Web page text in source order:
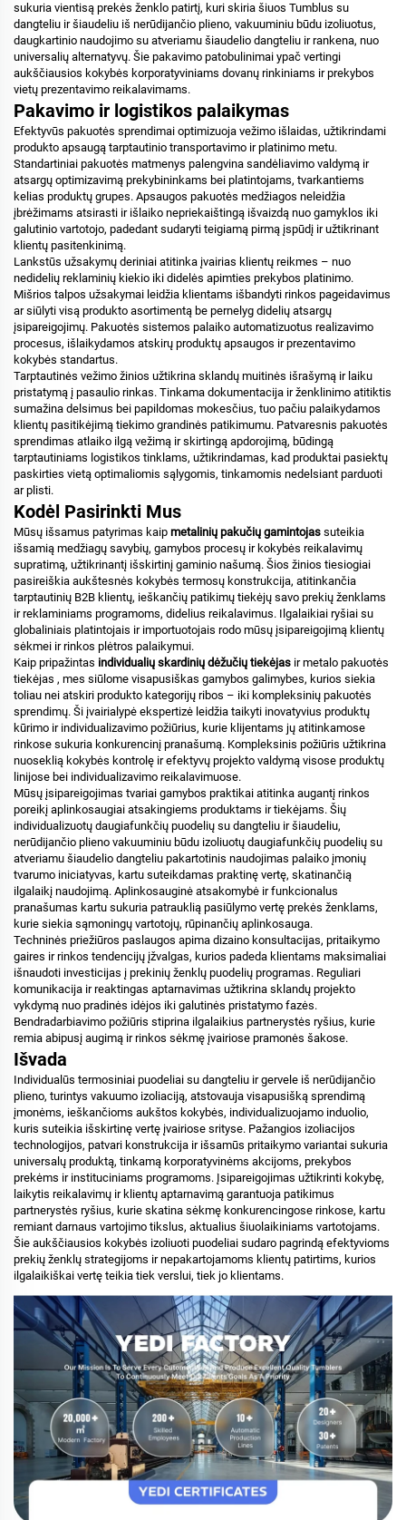
sukuria vientisą prekės ženklo patirtį, kuri skiria šiuos Tumblus su
dangteliu ir šiaudeliu iš nerūdijančio plieno, vakuuminiu būdu izoliuotus,
daugkartinio naudojimo su atveriamu šiaudelio dangteliu ir rankena, nuo
universalių alternatyvų. Šie pakavimo patobulinimai ypač vertingi
aukščiausios kokybės korporatyviniams dovanų rinkiniams ir prekybos
vietų prezentavimo reikalavimams.
Pakavimo ir logistikos palaikymas
Efektyvūs pakuotės sprendimai optimizuoja vežimo išlaidas, užtikrindami
produkto apsaugą tarptautinio transportavimo ir platinimo metu.
Standartiniai pakuotės matmenys palengvina sandėliavimo valdymą ir
atsargų optimizavimą prekybininkams bei platintojams, tvarkantiems
kelias produktų grupes. Apsaugos pakuotės medžiagos neleidžia
įbrėžimams atsirasti ir išlaiko nepriekaištingą išvaizdą nuo gamyklos iki
galutinio vartotojo, padedant sudaryti teigiamą pirmą įspūdį ir užtikrinant
klientų pasitenkinimą.
Lankstūs užsakymų deriniai atitinka įvairias klientų reikmes – nuo
nedidelių reklaminių kiekio iki didelės apimties prekybos platinimo.
Mišrios talpos užsakymai leidžia klientams išbandyti rinkos pageidavimus
ar siūlyti visą produkto asortimentą be pernelyg didelių atsargų
įsipareigojimų. Pakuotės sistemos palaiko automatizuotus realizavimo
procesus, išlaikydamos atskirų produktų apsaugos ir prezentavimo
kokybės standartus.
Tarptautinės vežimo žinios užtikrina sklandų muitinės išrašymą ir laiku
pristatymą į pasaulio rinkas. Tinkama dokumentacija ir ženklinimo atitiktis
sumažina delsimus bei papildomas mokesčius, tuo pačiu palaikydamos
klientų pasitikėjimą tiekimo grandinės patikimumu. Patvaresnis pakuotės
sprendimas atlaiko ilgą vežimą ir skirtingą apdorojimą, būdingą
tarptautiniams logistikos tinklams, užtikrindamas, kad produktai pasiektų
paskirties vietą optimaliomis sąlygomis, tinkamomis nedelsiant parduoti
ar plisti.
Kodėl Pasirinkti Mus
Mūsų išsamus patyrimas kaip metalinių pakučių gamintojas suteikia
išsamią medžiagų savybių, gamybos procesų ir kokybės reikalavimų
supratimą, užtikrinantį išskirtinį gaminio našumą. Šios žinios tiesiogiai
pasireiškia aukštesnės kokybės termosų konstrukcija, atitinkančia
tarptautinių B2B klientų, ieškančių patikimų tiekėjų savo prekių ženklams
ir reklaminiams programoms, didelius reikalavimus. Ilgalaikiai ryšiai su
globaliniais platintojais ir importuotojais rodo mūsų įsipareigojimą klientų
sėkmei ir rinkos plėtros palaikymui.
Kaip pripažintas individualių skardinių dėžučių tiekėjas irmetalo pakuotės
tiekėjas , mes siūlome visapusiškas gamybos galimybes, kurios siekia
toliau nei atskiri produkto kategorijų ribos – iki kompleksinių pakuotės
sprendimų. Ši įvairialypė ekspertizė leidžia taikyti inovatyvius produktų
kūrimo ir individualizavimo požiūrius, kurie kli­jentams jų atitinkamose
rinkose sukuria konkurencinį pranašumą. Kompleksinis požiūris užtikrina
nuoseklią kokybės kontrolę ir efektyvų projekto valdymą visose produktų
linijose bei individualizavimo reikalavimuose.
Mūsų įsipareigojimas tvariai gamybos praktikai atitinka augantį rinkos
poreikį aplinkosaugiai atsakingiems produktams ir tiekėjams. Šių
individualizuotų daugiafunkčių puodelių su dangteliu ir šiaudeliu,
nerūdijančio plieno vakuuminiu būdu izoliuotų daugiafunkčių puodelių su
atveriamu šiaudelio dangteliu pakartotinis naudojimas palaiko įmonių
tvarumo iniciatyvas, kartu suteikdamas praktinę vertę, skatinančią
ilgalaikį naudojimą. Aplinkosauginė atsakomybė ir funkcionalus
pranašumas kartu sukuria patrauklią pasiūlymo vertę prekės ženklams,
kurie siekia sąmoningų vartotojų, rūpinančių aplinkosauga.
Techninės priežiūros paslaugos apima dizaino konsultacijas, pritaikymo
gaires ir rinkos tendencijų įžvalgas, kurios padeda klientams maksimaliai
išnaudoti investicijas į prekinių ženklų puodelių programas. Reguliari
komunikacija ir reaktingas aptarnavimas užtikrina sklandų projekto
vykdymą nuo pradinės idėjos iki galutinės pristatymo fazės.
Bendradarbiavimo požiūris stiprina ilgalaikius partnerystės ryšius, kurie
remia abipusį augimą ir rinkos sėkmę įvairiose pramonės šakose.
Išvada
Individualūs termosiniai puodeliai su dangteliu ir gervele iš nerūdijančio
plieno, turintys vakuumo izoliaciją, atstovauja visapusišką sprendimą
įmonėms, ieškančioms aukštos kokybės, individualizuojamo induolio,
kuris suteikia išskirtinę vertę įvairiose srityse. Pažangios izoliacijos
technologijos, patvari konstrukcija ir išsamūs pritaikymo variantai sukuria
universalų produktą, tinkamą korporatyvinėms akcijoms, prekybos
prekėms ir instituciniams programoms. Įsipareigojimas užtikrinti kokybę,
laikytis reikalavimų ir klientų aptarnavimą garantuoja patikimus
partnerystės ryšius, kurie skatina sėkmę konkurencingose rinkose, kartu
remiant darnaus vartojimo tikslus, aktualius šiuolaikiniams vartotojams.
Šie aukščiausios kokybės izoliuoti puodeliai sudaro pagrindą efektyvioms
prekių ženklų strategijoms ir nepakartojamoms klientų patirtims, kurios
ilgalaikiškai vertę teikia tiek verslui, tiek jo klientams.